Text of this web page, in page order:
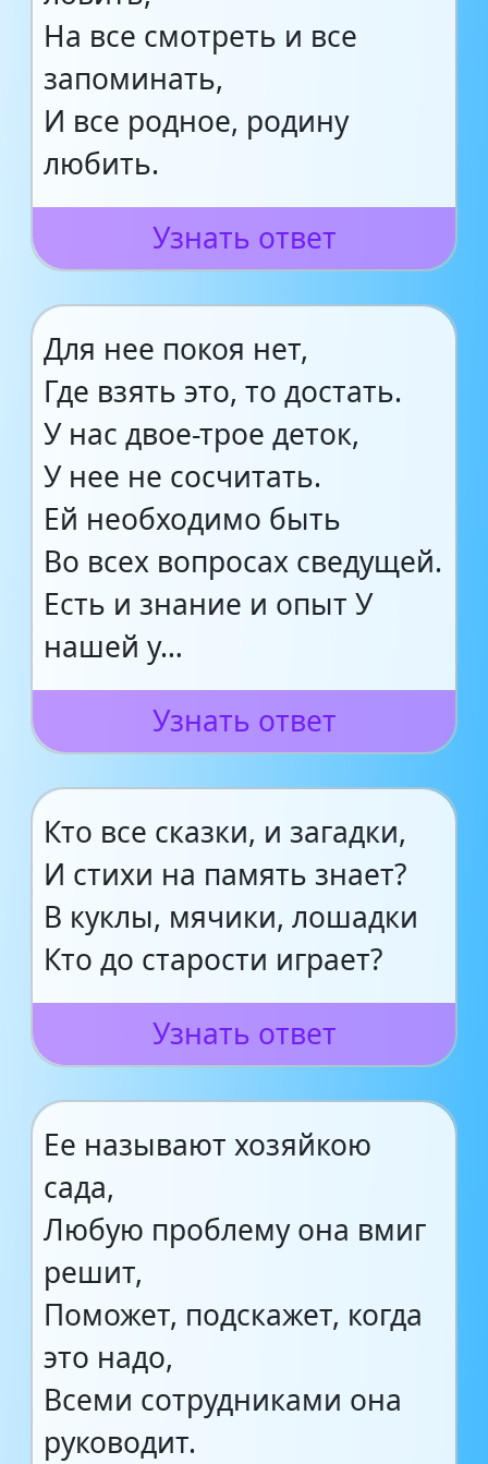
На все смотреть и все
запоминать,
И все родное, родину
любить.
Узнать ответ
Для нее покоя нет,
Где взять это, то достать.
У нас двое-трое деток,
У нее не сосчитать.
Ей необходимо быть
Во всех вопросах сведущей.
Есть и знание и опыт У
нашей у…
Узнать ответ
Кто все сказки, и загадки,
И стихи на память знает?
В куклы, мячики, лошадки
Кто до старости играет?
Узнать ответ
Ее называют хозяйкою
сада,
Любую проблему она вмиг
решит,
Поможет, подскажет, когда
это надо,
Всеми сотрудниками она
руководит.